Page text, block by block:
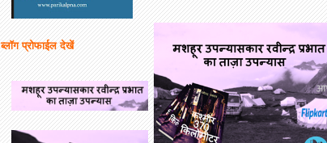
ब्लॉग प्रोफाईल देखें